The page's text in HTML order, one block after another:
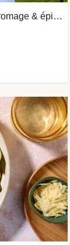
Soirée tacos en famille : tacos au poulet au fromage & épices BBQ